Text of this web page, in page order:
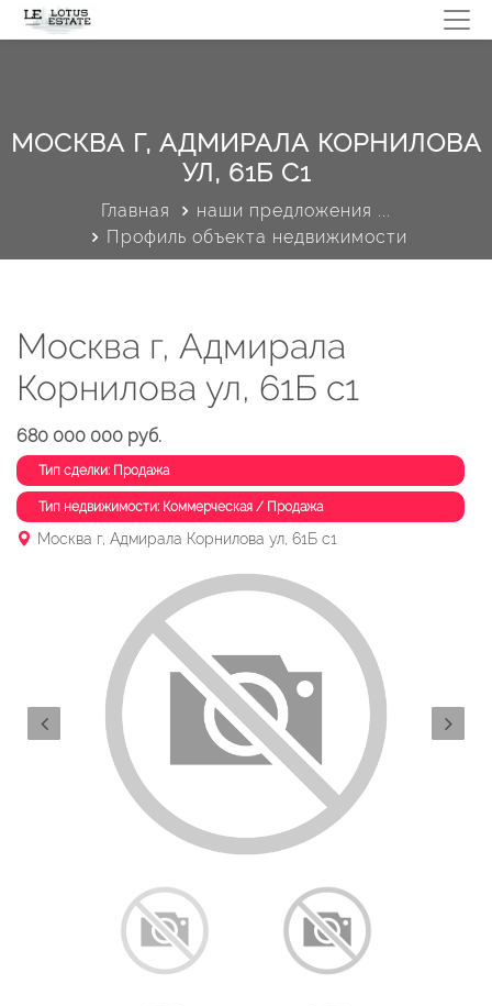
МОСКВА Г, АДМИРАЛА КОРНИЛОВА
УЛ, 61Б С1
Главная
наши предложения ...
Профиль объекта недвижимости
Москва г, Адмирала
Корнилова ул, 61Б с1
680 000 000 руб.
Тип сделки: Продажа
Тип недвижимости: Коммерческая / Продажа
Москва г, Адмирала Корнилова ул, 61Б с1